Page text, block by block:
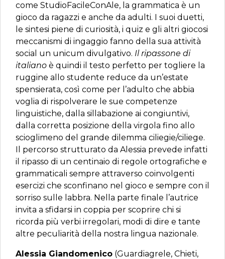
come StudioFacileConAle, la grammatica è un
gioco da ragazzi e anche da adulti. I suoi duetti,
le sintesi piene di curiosità, i quiz e gli altri giocosi
meccanismi di ingaggio fanno della sua attività
social un unicum divulgativo. Il ripassone di
italiano è quindi il testo perfetto per togliere la
ruggine allo studente reduce da un’estate
spensierata, così come per l’adulto che abbia
voglia di rispolverare le sue competenze
linguistiche, dalla sillabazione ai congiuntivi,
dalla corretta posizione della virgola fino allo
scioglimeno del grande dilemma ciliegie/ciliege.
Il percorso strutturato da Alessia prevede infatti
il ripasso di un centinaio di regole ortografiche e
grammaticali sempre attraverso coinvolgenti
esercizi che sconfinano nel gioco e sempre con il
sorriso sulle labbra. Nella parte finale l’autrice
invita a sfidarsi in coppia per scoprire chi si
ricorda più verbi irregolari, modi di dire e tante
altre peculiarità della nostra lingua nazionale.
Alessia Giandomenico (Guardiagrele, Chieti,